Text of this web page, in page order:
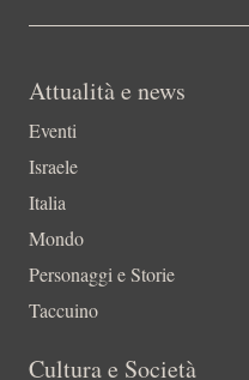
Attualità e news
Eventi
Israele
Italia
Mondo
Personaggi e Storie
Taccuino
Cultura e Società